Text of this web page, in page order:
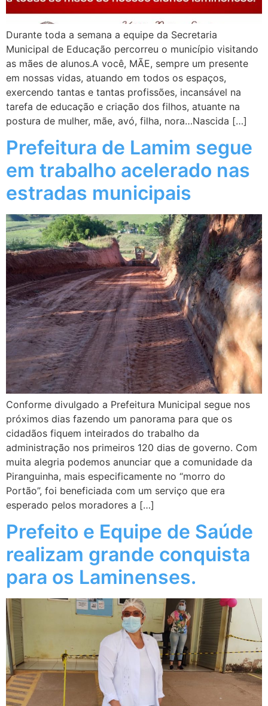
Durante toda a semana a equipe da Secretaria
Municipal de Educação percorreu o município visitando
as mães de alunos.A você, MÃE, sempre um presente
em nossas vidas, atuando em todos os espaços,
exercendo tantas e tantas profissões, incansável na
tarefa de educação e criação dos filhos, atuante na
postura de mulher, mãe, avó, filha, nora…Nascida […]
Prefeitura de Lamim segue
em trabalho acelerado nas
estradas municipais
Conforme divulgado a Prefeitura Municipal segue nos
próximos dias fazendo um panorama para que os
cidadãos fiquem inteirados do trabalho da
administração nos primeiros 120 dias de governo. Com
muita alegria podemos anunciar que a comunidade da
Piranguinha, mais especificamente no “morro do
Portão”, foi beneficiada com um serviço que era
esperado pelos moradores a […]
Prefeito e Equipe de Saúde
realizam grande conquista
para os Laminenses.